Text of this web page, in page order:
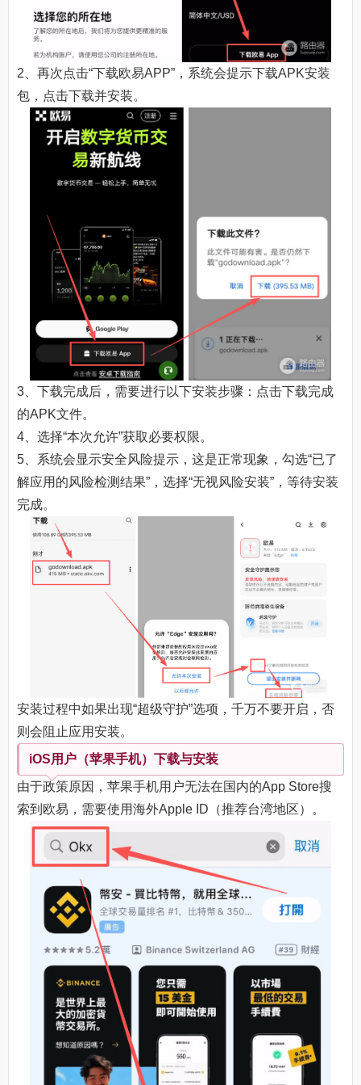
2、再次点击“下载欧易APP”，系统会提示下载APK安装
包，点击下载并安装。
3、下载完成后，需要进行以下安装步骤：点击下载完成
的APK文件。
4、选择“本次允许”获取必要权限。
5、系统会显示安全风险提示，这是正常现象，勾选“已了
解应用的风险检测结果”，选择“无视风险安装”，等待安装
完成。
安装过程中如果出现“超级守护”选项，千万不要开启，否
则会阻止应用安装。
iOS用户（苹果手机）下载与安装
由于政策原因，苹果手机用户无法在国内的App Store搜
索到欧易，需要使用海外Apple ID（推荐台湾地区）。